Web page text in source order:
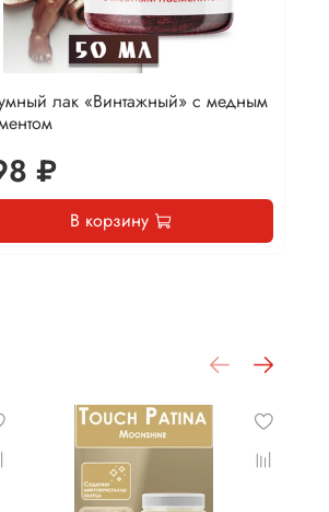
лак «Винтажный» с медным
₽
В корзину